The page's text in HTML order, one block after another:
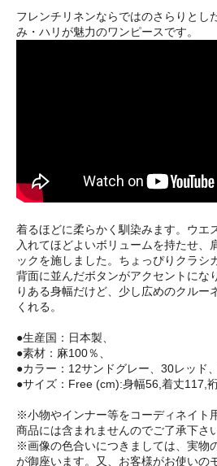
フレンチリネンならではのさらりとし
み・ハリが魅力のワンピースです。
着るほどに柔らかく馴染みます。ウエ
入れてほどよいボリュームを持たせ、
ックを施しました。ちょっぴりクラシ
背面に並んだボタンがアクセントにな
りある身幅だけど、少し広めのクルー
くれる。
●生産国：日本製、
●素材：麻100％、
●カラー：12サンドグレー、30レッド
●サイズ：Free (cm):身幅56,着丈117,裄
※小物やインナー等をコーディネイト
商品には含まれませんのでご了承下さい
※画像の色合いにつきましては、実物
が御座います。又、お客様がお使いの